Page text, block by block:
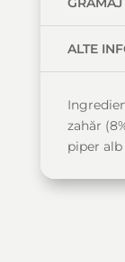
ALTE
zahăr
piper